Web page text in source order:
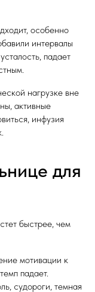
особенно
интервалы
падает
нагрузке вне
активные
инфузия
для
быстрее, чем
мотивации к
падает.
судороги, темная